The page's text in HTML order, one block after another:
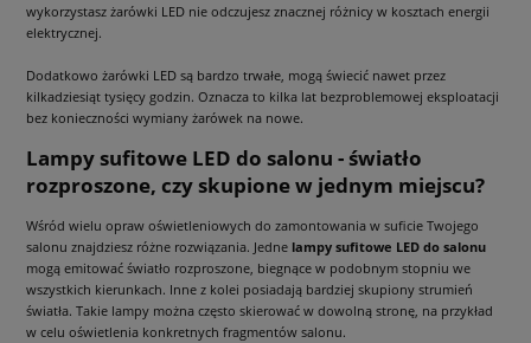
wykorzystasz żarówki LED nie odczujesz znacznej różnicy w kosztach energii
elektrycznej.
Dodatkowo żarówki LED są bardzo trwałe, mogą świecić nawet przez
kilkadziesiąt tysięcy godzin. Oznacza to kilka lat bezproblemowej eksploatacji
bez konieczności wymiany żarówek na nowe.
Lampy sufitowe LED do salonu - światło
rozproszone, czy skupione w jednym miejscu?
Wśród wielu opraw oświetleniowych do zamontowania w suficie Twojego
salonu znajdziesz różne rozwiązania. Jedne lampy sufitowe LED do salonu
mogą emitować światło rozproszone, biegnące w podobnym stopniu we
wszystkich kierunkach. Inne z kolei posiadają bardziej skupiony strumień
światła. Takie lampy można często skierować w dowolną stronę, na przykład
w celu oświetlenia konkretnych fragmentów salonu.